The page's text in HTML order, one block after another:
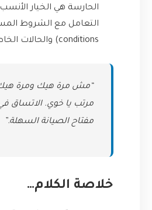
الحارسة هي الخيار
conditions) والحالات الخاطئة.
“مش مرة هيك ومرة
مرتب يا خوي. الاتساق
مفتاح الصيانة السهلة.”
خلاصة الكلام…